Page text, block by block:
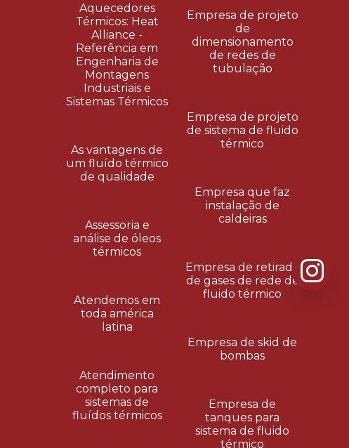
Aquecedores
Térmicos: Heat
Alliance -
Referência em
Engenharia de
Montagens
Industriais e
Sistemas Térmicos
As vantagens de
um fluído térmico
de qualidade
Assessoria e
análise de óleos
térmicos
Atendemos em
toda américa
latina
Atendimento
completo para
sistemas de
fluídos térmicos
Empresa de projeto
de
dimensionamento
de redes de
tubulação
Empresa de projeto
de sistema de fluido
térmico
Empresa que faz
instalação de
caldeiras
Empresa de retirada
de gases de rede de
fluido térmico
Empresa de skid de
bombas
Empresa de
tanques para
sistema de fluido
térmico